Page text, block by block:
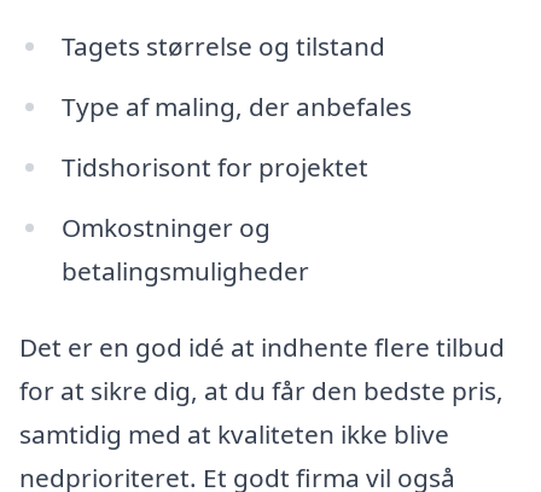
Tagets størrelse og tilstand
Type af maling, der anbefales
Tidshorisont for projektet
Omkostninger og
betalingsmuligheder
Det er en god idé at indhente flere tilbud
for at sikre dig, at du får den bedste pris,
samtidig med at kvaliteten ikke blive
nedprioriteret. Et godt firma vil også